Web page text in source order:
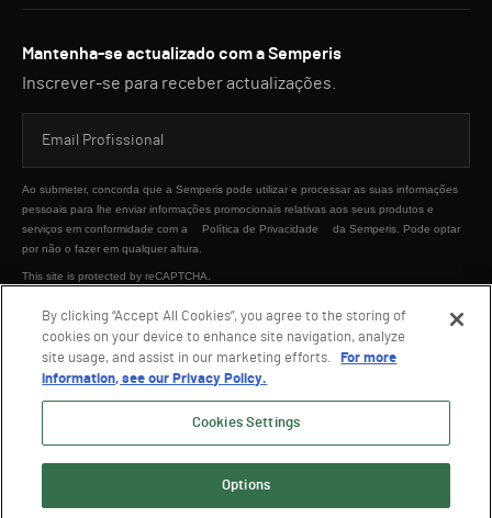
Mantenha-se actualizado com a Semperis
Inscrever-se para receber actualizações.
Ao submeter, concorda que a Semperis pode utilizar e processar as suas informações
pessoais para lhe enviar informações promocionais relativas aos seus produtos e
serviços em conformidade com a
Política de Privacidade
da Semperis. Pode optar
por não o fazer em qualquer altura.
This site is protected by reCAPTCHA.
ENVIAR
By clicking “Accept All Cookies”, you agree to the storing of
cookies on your device to enhance site navigation, analyze
site usage, and assist in our marketing efforts.
For more
information, see our Privacy Policy.
Cookies Settings
Options